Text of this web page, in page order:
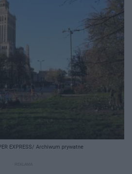
EXPRESS/ Archiwum prywatne